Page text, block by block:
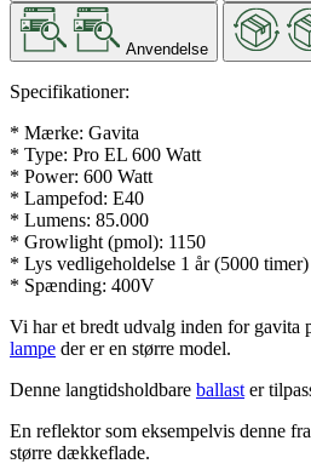
Anvendelse
Specifikationer:
* Mærke: Gavita
* Type: Pro EL 600 Watt
* Power: 600 Watt
* Lampefod: E40
* Lumens: 85.000
* Growlight (pmol): 1150
* Lys vedligeholdelse 1 år (5000
* Spænding: 400V
Vi har et bredt udvalg inden for gavita
lampe der er en større model.
Denne langtidsholdbare ballast er
En reflektor som eksempelvis denne fra
større dækkeflade.